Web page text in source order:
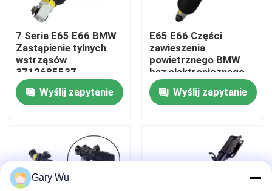
Kontrola jakości
Skontaktuj się z nami
Aktualności
Sprawy
System zawieszenia powietrznego samochodu
7 Seria E65 E66 BMW
Zastąpienie tylnych
wstrząsów
3712685537
TS16949
Certyfikowany
Wyślij zapytanie
E65 E66 Części
zawieszenia
powietrznego BMW
bez elektronicznego
sterowania tłumieniem
37126785538
Wyślij zapytanie
Gary Wu